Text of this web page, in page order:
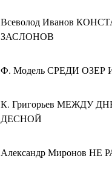
Всеволод Иванов
ЗАСЛОНОВ
Ф. Модель СРЕДИ ОЗЕР
К. Григорьев МЕЖДУ
ДЕСНОЙ
Александр Миронов